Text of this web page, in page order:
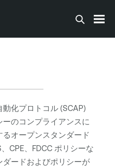
ツに移動する
化プロトコル (SCAP)
のコンプライアンスに
オープンスタンダード
CPE、FDCC ポリシーな
ードおよびポリシーが